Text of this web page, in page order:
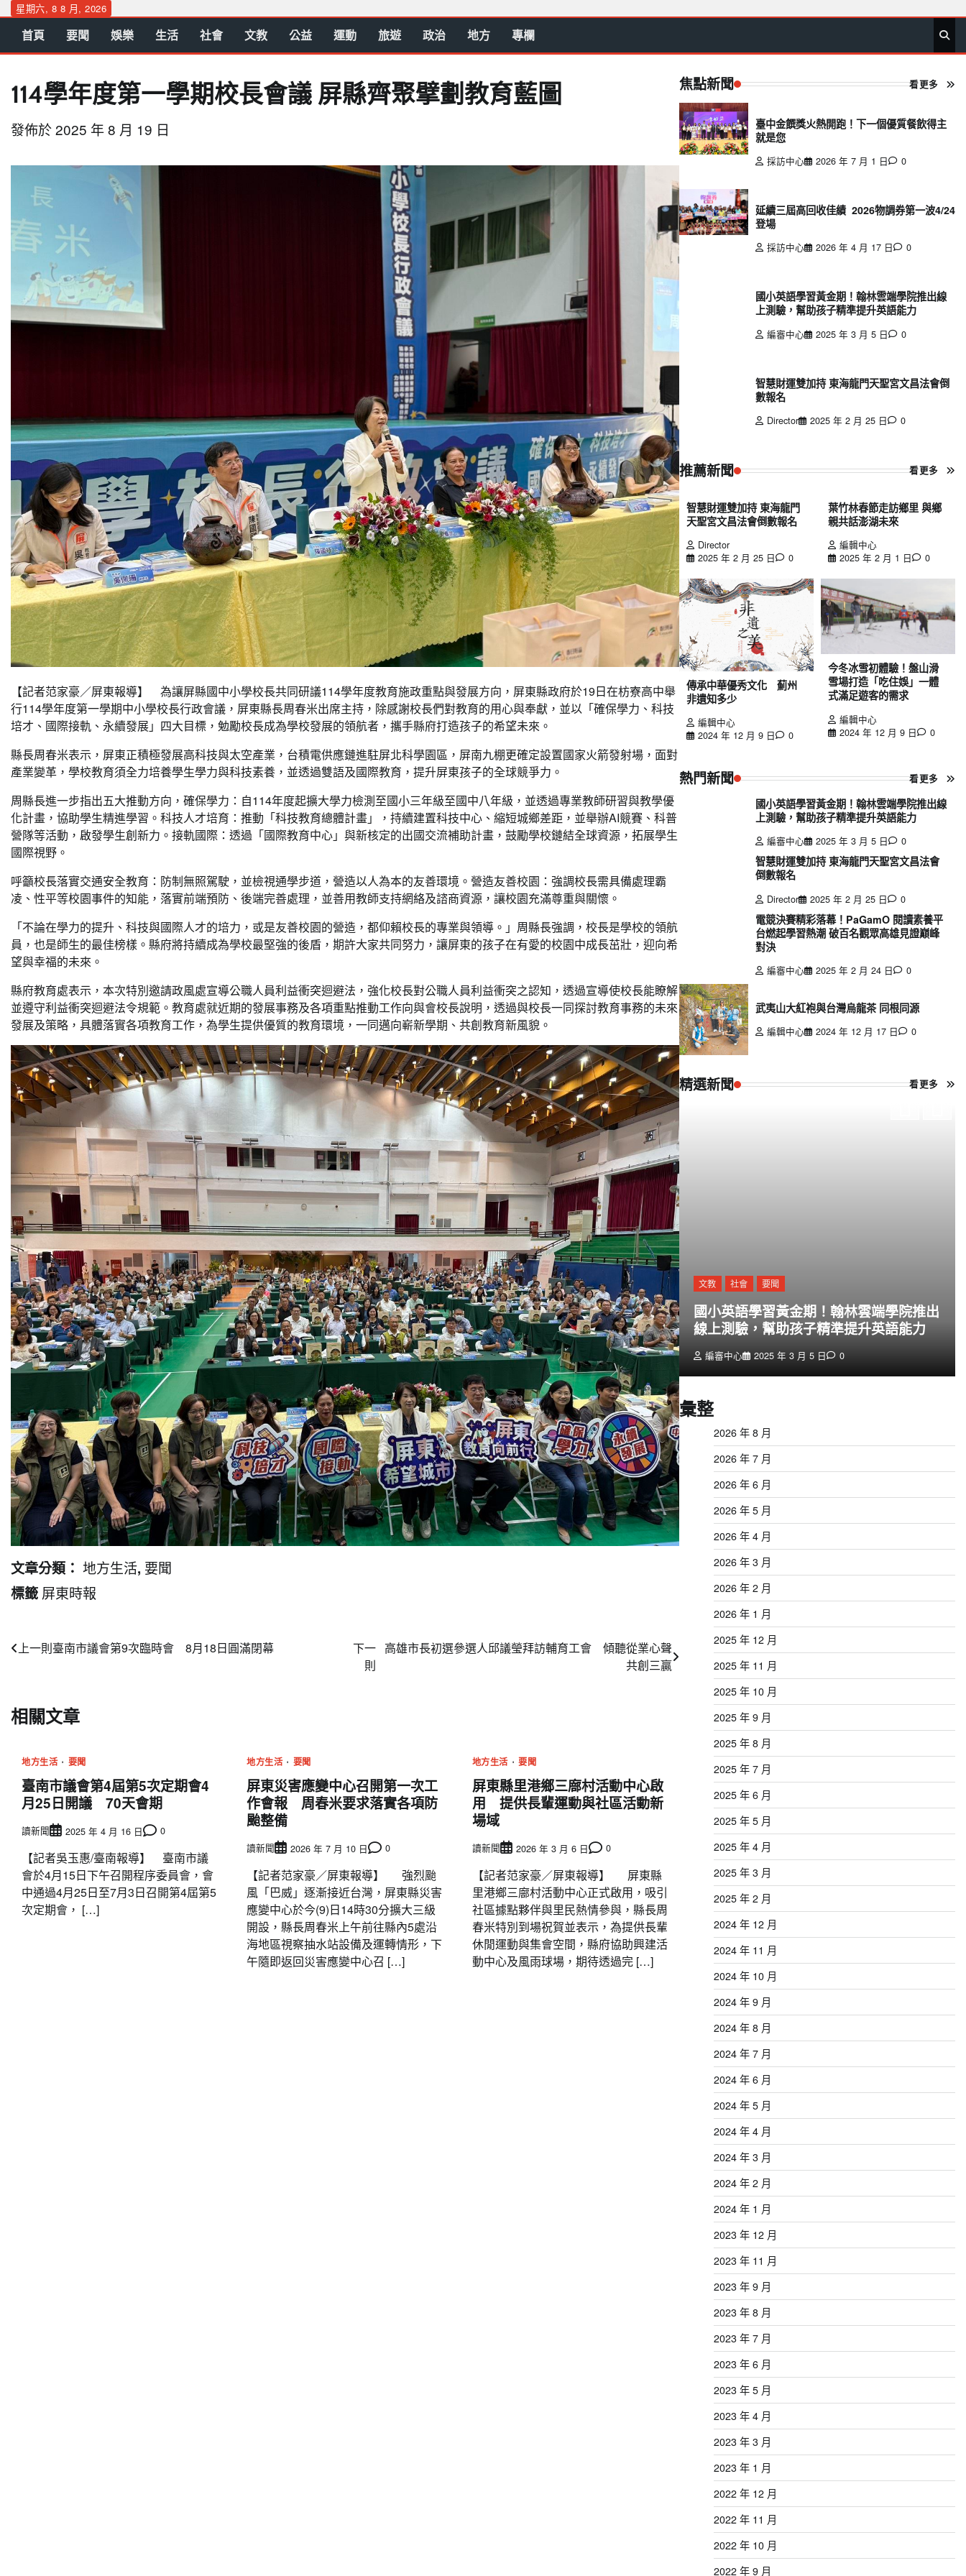
Skip
content
星期六, 8 8 月, 2026
首 要 娛 生 社 文 公 運 旅 政 地
方
專
欄
首頁 要聞 娛樂 生活 社會 文教 公益 運動 旅遊 政治 地方 專欄
114學年度第一學期校長會議 屏縣齊聚擘劃教育藍圖
發佈於2025 年 8 月 19 日
【記者范家豪／屏東報導】 為讓屏縣國中小學校長共同研議114學年度教育施政重點與發展方向，屏東縣政府於19日在枋寮高中舉
行114學年度第一學期中小學校長行政會議，屏東縣長周春米出席主持，除感謝校長們對教育的用心與奉獻，並以「確保學力、科技
培才、國際接軌、永續發展」四大目標，勉勵校長成為學校發展的領航者，攜手縣府打造孩子的希望未來。
縣長周春米表示，屏東正積極發展高科技與太空產業，台積電供應鏈進駐屏北科學園區，屏南九棚更確定設置國家火箭發射場，面對
產業變革，學校教育須全力培養學生學力與科技素養，並透過雙語及國際教育，提升屏東孩子的全球競爭力。
周縣長進一步指出五大推動方向，確保學力：自114年度起擴大學力檢測至國小三年級至國中八年級，並透過專業教師研習與教學優
化計畫，協助學生精進學習。科技人才培育：推動「科技教育總體計畫」，持續建置科技中心、縮短城鄉差距，並舉辦AI競賽、科普
營隊等活動，啟發學生創新力。接軌國際：透過「國際教育中心」與新核定的出國交流補助計畫，鼓勵學校鏈結全球資源，拓展學生
國際視野。
呼籲校長落實交通安全教育：防制無照駕駛，並檢視通學步道，營造以人為本的友善環境。營造友善校園：強調校長需具備處理霸
凌、性平等校園事件的知能，落實前端預防、後端完善處理，並善用教師支持網絡及諮商資源，讓校園充滿尊重與關懷。
「不論在學力的提升、科技與國際人才的培力，或是友善校園的營造，都仰賴校長的專業與領導。」周縣長強調，校長是學校的領航
員，也是師生的最佳榜樣。縣府將持續成為學校最堅強的後盾，期許大家共同努力，讓屏東的孩子在有愛的校園中成長茁壯，迎向希
望與幸福的未來。
縣府教育處表示，本次特別邀請政風處宣導公職人員利益衝突迴避法，強化校長對公職人員利益衝突之認知，透過宣導使校長能瞭解
並遵守利益衝突迴避法令規範。教育處就近期的發展事務及各項重點推動工作向與會校長說明，透過與校長一同探討教育事務的未來
發展及策略，具體落實各項教育工作，為學生提供優質的教育環境，一同邁向嶄新學期、共創教育新風貌。
文章分類： 地方生活, 要聞
標籤 屏東時報
文
導
覽
上一則臺南市議會第9次臨時會 8月18日圓滿閉幕
下一
則
高雄市長初選參選人邱議瑩拜訪輔育工會 傾聽從業心聲
共創三贏
相關文章
地方生活 要聞
臺南市議會第4屆第5次定期會4
月25日開議 70天會期
讀新聞 2025 年 4 月 16 日 0
【記者吳玉惠/臺南報導】 臺南市議
會於4月15日下午召開程序委員會，會
中通過4月25日至7月3日召開第4屆第5
次定期會， […]
地方生活 要聞
屏東災害應變中心召開第一次工
作會報 周春米要求落實各項防
颱整備
讀新聞 2026 年 7 月 10 日 0
【記者范家豪／屏東報導】 強烈颱
風「巴威」逐漸接近台灣，屏東縣災害
應變中心於今(9)日14時30分擴大三級
開設，縣長周春米上午前往縣內5處沿
海地區視察抽水站設備及運轉情形，下
午隨即返回災害應變中心召 […]
地方生活 要聞
屏東縣里港鄉三廍村活動中心啟
用 提供長輩運動與社區活動新
場域
讀新聞 2026 年 3 月 6 日 0
【記者范家豪／屏東報導】 屏東縣
里港鄉三廍村活動中心正式啟用，吸引
社區據點夥伴與里民熱情參與，縣長周
春米特別到場祝賀並表示，為提供長輩
休閒運動與集會空間，縣府協助興建活
動中心及風雨球場，期待透過完 […]
焦點新聞 看更多
臺中金饌獎火熱開跑！下一個優質餐飲得主
就是您
採訪中心 2026 年 7 月 1 日 0
延續三屆高回收佳績 2026物調券第一波4/24
登場
採訪中心 2026 年 4 月 17 日 0
國小英語學習黃金期！翰林雲端學院推出線
上測驗，幫助孩子精準提升英語能力
編審中心 2025 年 3 月 5 日 0
智慧財運雙加持 東海龍門天聖宮文昌法會倒
數報名
Director 2025 年 2 月 25 日 0
推薦新聞 看更多
智慧財運雙加持 東海龍門
天聖宮文昌法會倒數報名
Director
2025 年 2 月 25 日
0
葉竹林春節走訪鄉里 與鄉
親共話澎湖未來
編輯中心
2025 年 2 月 1 日
0
傳承中華優秀文化 薊州
非遺知多少
編輯中心
2024 年 12 月 9 日
0
今冬冰雪初體驗！盤山滑
雪場打造「吃住娛」一體
式滿足遊客的需求
編輯中心
2024 年 12 月 9 日
0
熱門新聞 看更多
國小英語學習黃金期！翰林雲端學院推出線
上測驗，幫助孩子精準提升英語能力
編審中心 2025 年 3 月 5 日 0
智慧財運雙加持 東海龍門天聖宮文昌法會
倒數報名
Director 2025 年 2 月 25 日 0
電競決賽精彩落幕！PaGamO 閱讀素養平
台燃起學習熱潮 破百名觀眾高雄見證巔峰
對決
編審中心 2025 年 2 月 24 日 0
武夷山大紅袍與台灣烏龍茶 同根同源
編輯中心 2024 年 12 月 17 日 0
精選新聞 看更多
要聞
名間高山茶製茶第三代[融合]政和白茶 創
立國際新品牌
編輯中心 2024 年 12 月 17 日 0
文教 社會 要聞
國小英語學習黃金期！翰林雲端學院推出
線上測驗，幫助孩子精準提升英語能力
編審中心 2025 年 3 月 5 日 0
彙整
2026 年 8 月
2026 年 7 月
2026 年 6 月
2026 年 5 月
2026 年 4 月
2026 年 3 月
2026 年 2 月
2026 年 1 月
2025 年 12 月
2025 年 11 月
2025 年 10 月
2025 年 9 月
2025 年 8 月
2025 年 7 月
2025 年 6 月
2025 年 5 月
2025 年 4 月
2025 年 3 月
2025 年 2 月
2024 年 12 月
2024 年 11 月
2024 年 10 月
2024 年 9 月
2024 年 8 月
2024 年 7 月
2024 年 6 月
2024 年 5 月
2024 年 4 月
2024 年 3 月
2024 年 2 月
2024 年 1 月
2023 年 12 月
2023 年 11 月
2023 年 9 月
2023 年 8 月
2023 年 7 月
2023 年 6 月
2023 年 5 月
2023 年 4 月
2023 年 3 月
2023 年 1 月
2022 年 12 月
2022 年 11 月
2022 年 10 月
2022 年 9 月